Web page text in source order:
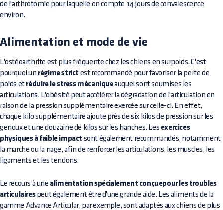
de l'arthrotomie pour laquelle on compte 14 jours de convalescence
environ.
Alimentation et mode de vie
L'ostéoarthrite est plus fréquente chez les chiens en surpoids. C'est
pourquoi un régime strict est recommandé pour favoriser la perte de
poids et réduire le stress mécaniqueauquel sont soumises les
articulations. L'obésité peut accélérer la dégradation de l'articulation en
raison de la pression supplémentaire exercée sur celle-ci. En effet,
chaque kilo supplémentaire ajoute près de six kilos de pression sur les
genoux et une douzaine de kilos sur les hanches. Les exercices
physiques à faible impact sont également recommandés, notamment
la marche ou la nage, afin de renforcer les articulations, les muscles, les
ligaments et les tendons.
Le recours à une alimentation spécialement conçuepour les troubles
articulairespeut également être d'une grande aide. Les aliments de la
gamme Advance Articular, par exemple, sont adaptés aux chiens de plus